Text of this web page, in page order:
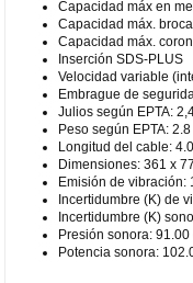
Capacidad máx en
Capacidad máx.
Capacidad máx.
Inserción SDS-PLUS
Velocidad variable
Embrague de
Julios según EPTA:
Peso según EPTA: 2.8
Longitud del cable:
Dimensiones: 361 x
Emisión de vibración:
Incertidumbre (K) de
Incertidumbre (K)
Presión sonora: 91.00
Potencia sonora: